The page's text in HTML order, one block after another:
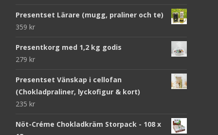
Presentset Lärare (mugg, praliner och te)
359 kr
Presentkorg med 1,2 kg godis
279 kr
Presentset Vänskap i cellofan
(Chokladpraliner, lyckofigur & kort)
235 kr
Nöt-Créme Chokladkräm Storpack - 108 x